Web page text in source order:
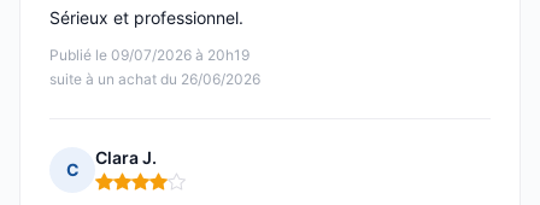
Publié le 09/07/2026 à 20h19
suite à un achat du 26/06/2026
Sérieux et professionnel.
C
Clara J.
Note : 4 sur 5